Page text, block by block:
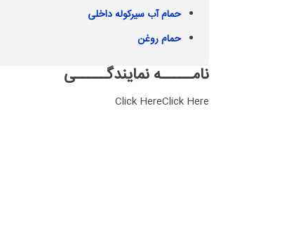
حمام آب سیرکوله داخلی
حمام روغن
نامـــــه نمایندگـــــی
Click HereClick Here